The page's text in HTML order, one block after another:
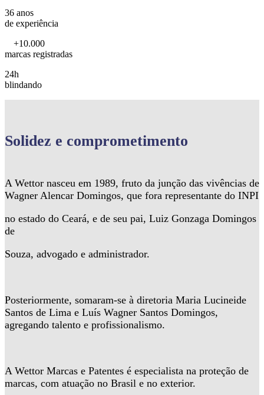
36 anos
de experiência
+10.000
marcas registradas
24h
blindando
Solidez e comprometimento
A Wettor nasceu em 1989, fruto da junção das vivências de
Wagner Alencar Domingos, que fora representante do INPI
no estado do Ceará, e de seu pai, Luiz Gonzaga Domingos
de
Souza, advogado e administrador.
Posteriormente, somaram-se à diretoria Maria Lucineide
Santos de Lima e Luís Wagner Santos Domingos,
agregando talento e profissionalismo.
A Wettor Marcas e Patentes é especialista na proteção de
marcas, com atuação no Brasil e no exterior.